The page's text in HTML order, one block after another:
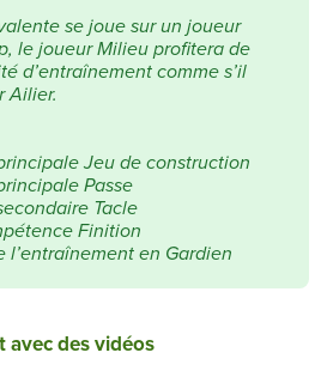
se joue sur un joueur
le joueur Milieu profitera de
d’entraînement comme s’il
Ailier.
Jeu de construction
Passe
Tacle
Finition
l’entraînement en Gardien
des vidéos